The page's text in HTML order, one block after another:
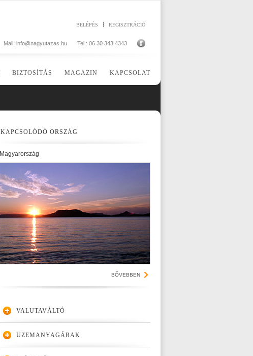
REGISZTRÁCIÓ
BELÉPÉS
Tel.: 06 30 343 4343
Mail: info@nagyutazas.hu
BIZTOSÍTÁS MAGAZIN KAPCSOLAT
KAPCSOLÓDÓ ORSZÁG
Magyarország
BŐVEBBEN
VALUTAVÁLTÓ
ÜZEMANYAGÁRAK